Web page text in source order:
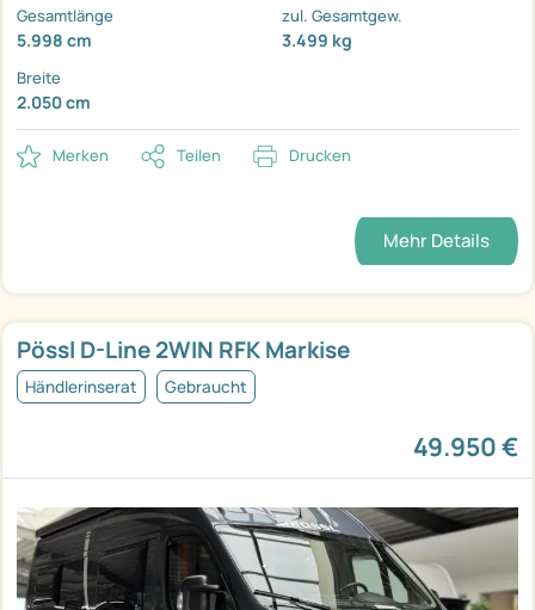
Gesamtlänge
5.998 cm
zul. Gesamtgew.
3.499 kg
Breite
2.050 cm
Merken Teilen Drucken
Mehr Details
Pössl D-Line 2WIN RFK Markise
Händlerinserat Gebraucht
49.950 €